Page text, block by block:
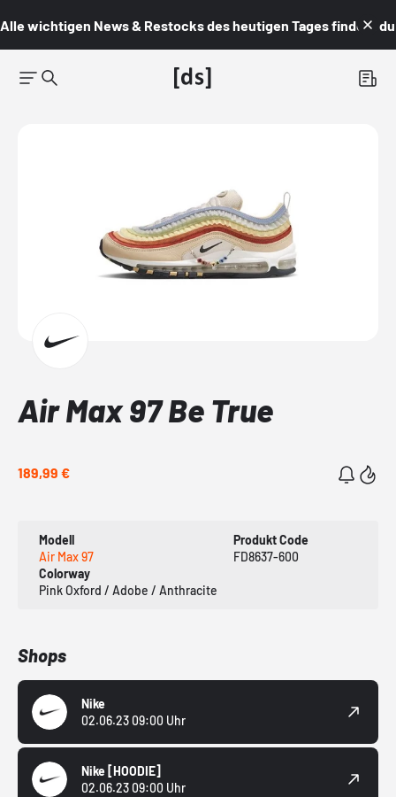
Alle wichtigen News & Restocks des heutigen Tages findest du
Air Max 97 Be True
189,99 €
Modell
Air Max 97
Produkt Code
FD8637-600
Colorway
Pink Oxford / Adobe / Anthracite
Shops
Nike
02.06.23 09:00 Uhr
Nike [HOODIE]
02.06.23 09:00 Uhr